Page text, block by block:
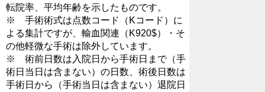
転院率、平均年齢を示したものです。
※ 手術術式は点数コード（Kコード）に
よる集計ですが、輸血関連（K920$）・そ
の他軽微な手術は除外しています。
※ 術前日数は入院日から手術日まで（手
術日当日は含まない）の日数、術後日数は
手術日から（手術当日は含まない）退院日